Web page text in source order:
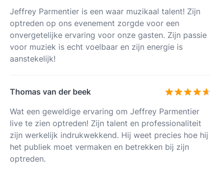
Jeffrey Parmentier is een waar muzikaal talent! Zijn
optreden op ons evenement zorgde voor een
onvergetelijke ervaring voor onze gasten. Zijn passie
voor muziek is echt voelbaar en zijn energie is
aanstekelijk!
Thomas van der beek
Wat een geweldige ervaring om Jeffrey Parmentier
live te zien optreden! Zijn talent en professionaliteit
zijn werkelijk indrukwekkend. Hij weet precies hoe hij
het publiek moet vermaken en betrekken bij zijn
optreden.